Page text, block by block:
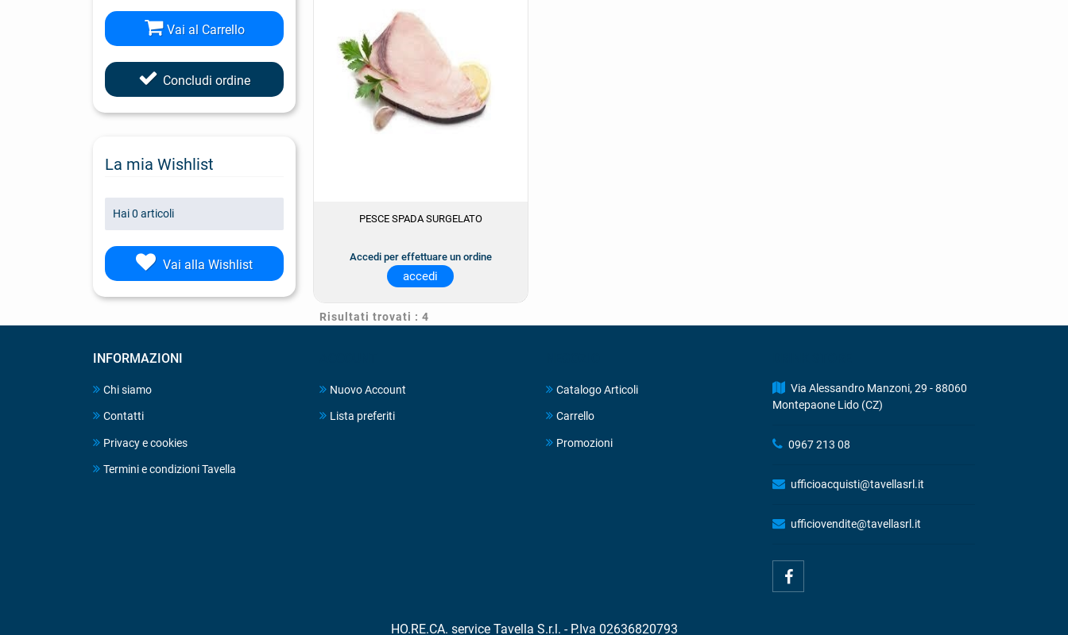
Vai al Carrello
Concludi ordine
La mia Wishlist
Hai0 articoli
Vai alla Wishlist
PESCE SPADA SURGELATO
Accedi per effettuare un ordine
accedi
Risultati trovati : 4
INFORMAZIONI
Chi siamo
Contatti
Privacy e cookies
Termini e condizioni Tavella
Nuovo Account
Lista preferiti
Catalogo Articoli
Carrello
Promozioni
Via Alessandro Manzoni, 29 - 88060
Montepaone Lido (CZ)
0967 213 08
ufficioacquisti@tavellasrl.it
ufficiovendite@tavellasrl.it
HO.RE.CA. service Tavella S.r.l. - P.Iva 02636820793